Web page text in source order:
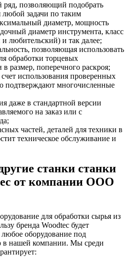
позволяющий подобрать
задачи по таким
диаметр, мощность
диаметр инструмента, класс
любительский) и так далее;
позволяющая использовать
обработки торцевых
в размер, поперечного раскроя;
счет использования проверенных
подтверждают многочисленные
даже в стандартной версии
на заказ или с
частей, деталей для техники в
техническое обслуживание и
станки станки
от компании ООО
для обработки сырья из
бренда Woodtec будет
оборудование под
в нашей компании. Мы среди